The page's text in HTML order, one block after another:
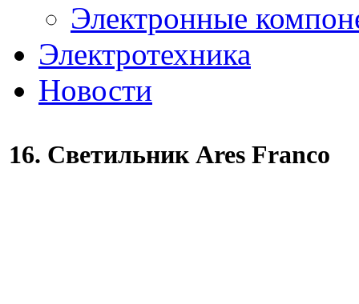
Электронные
Электротехника
Новости
16. Светильник Ares Franco